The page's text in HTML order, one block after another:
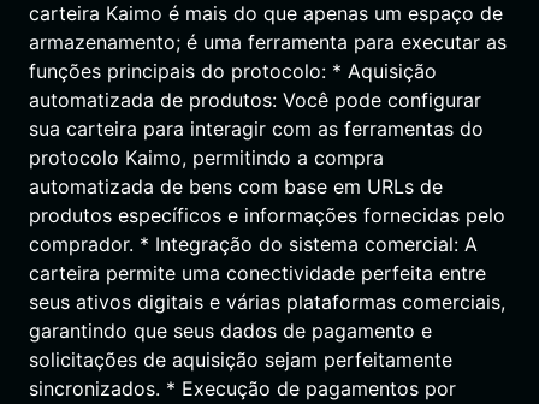
carteira Kaimo é mais do que apenas um espaço de
armazenamento; é uma ferramenta para executar as
funções principais do protocolo: * Aquisição
automatizada de produtos: Você pode configurar
sua carteira para interagir com as ferramentas do
protocolo Kaimo, permitindo a compra
automatizada de bens com base em URLs de
produtos específicos e informações fornecidas pelo
comprador. * Integração do sistema comercial: A
carteira permite uma conectividade perfeita entre
seus ativos digitais e várias plataformas comerciais,
garantindo que seus dados de pagamento e
solicitações de aquisição sejam perfeitamente
sincronizados. * Execução de pagamentos por